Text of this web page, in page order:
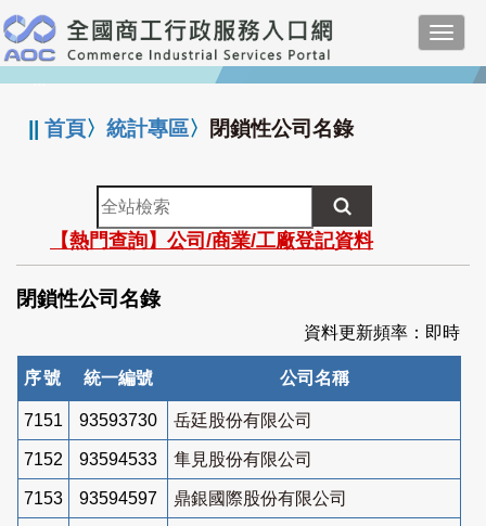
跳
到
主
要
:::
||首頁〉統計專區〉 閉鎖性公司名錄
全
站
檢
索
【熱門查詢】公司/商業/工廠登記資料
閉鎖性公司名錄
資料更新頻率：即時
序號 統一編號 公司名稱
7151 93593730 岳廷股份有限公司
7152 93594533 隼見股份有限公司
7153 93594597 鼎銀國際股份有限公司